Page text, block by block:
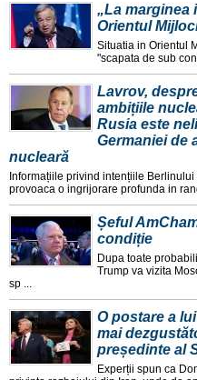
„La marginea
Orientul
Situatia in Orientul
"scapata de sub
Lavrov,
ambițiile
Rusia este
Germaniei de
nucleară
Informațiile privind intențiile
provoaca o ingrijorare profunda in
Șeful
condiție
Dupa toate
Trump va vizita
sp ...
O postare a
mai
președinte al
Experții spun ca